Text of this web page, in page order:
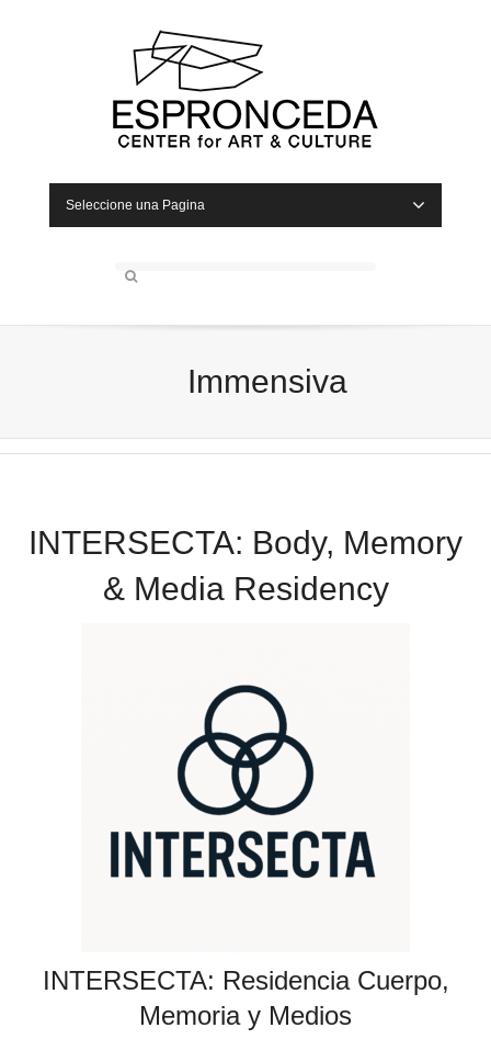
Seleccione una Pagina
Immensiva
INTERSECTA: Body, Memory
& Media Residency
INTERSECTA: Residencia Cuerpo,
Memoria y Medios